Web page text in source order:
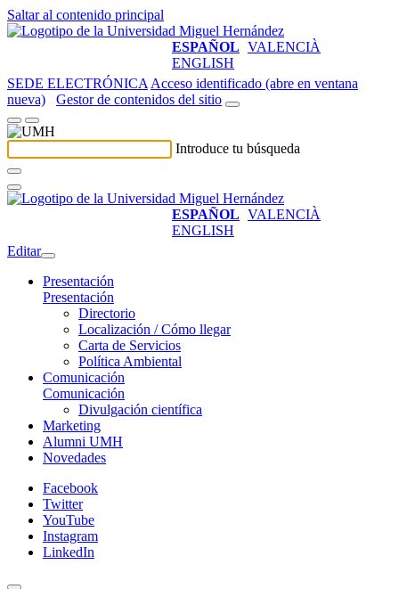
Saltar al contenido principal
ESPAÑOL VALENCIÀ
ENGLISH
SEDE ELECTRÓNICA Acceso identificado (abre en ventana
nueva)
Gestor de contenidos del sitio
Introduce tu búsqueda
ESPAÑOL VALENCIÀ
ENGLISH
Editar
Presentación
Presentación
Directorio
Localización / Cómo llegar
Carta de Servicios
Política Ambiental
Comunicación
Comunicación
Divulgación científica
Marketing
Alumni UMH
Novedades
Facebook
Twitter
YouTube
Instagram
LinkedIn